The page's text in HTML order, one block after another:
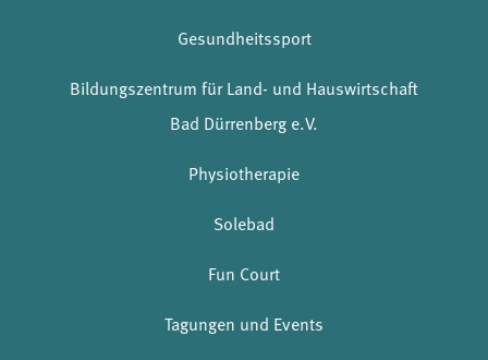
Gesundheitssport
Bildungszentrum für Land- und Hauswirtschaft
Bad Dürrenberg e.V.
Physiotherapie
Solebad
Fun Court
Tagungen und Events